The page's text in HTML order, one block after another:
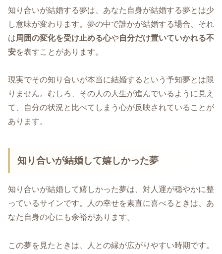
知り合いが結婚する夢は、あなた自身が結婚する夢とは少
し意味が変わります。夢の中で誰かが結婚する場合、それ
は周囲の変化を受け止める心や自分だけ置いていかれる不
安を表すことがあります。
現実でその知り合いが本当に結婚するという予知夢とは限
りません。むしろ、その人の人生が進んでいるように見え
て、自分の状況と比べてしまう心が反映されていることが
あります。
知り合いが結婚して嬉しかった夢
知り合いが結婚して嬉しかった夢は、対人運が穏やかに整
っているサインです。人の幸せを素直に喜べるときは、あ
なた自身の心にも余裕があります。
この夢を見たときは、人との縁が広がりやすい時期です。